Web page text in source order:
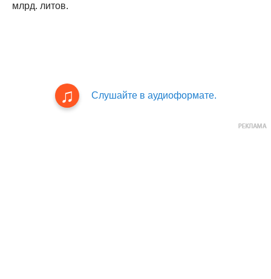
млрд. литов.
Слушайте в аудиоформате.